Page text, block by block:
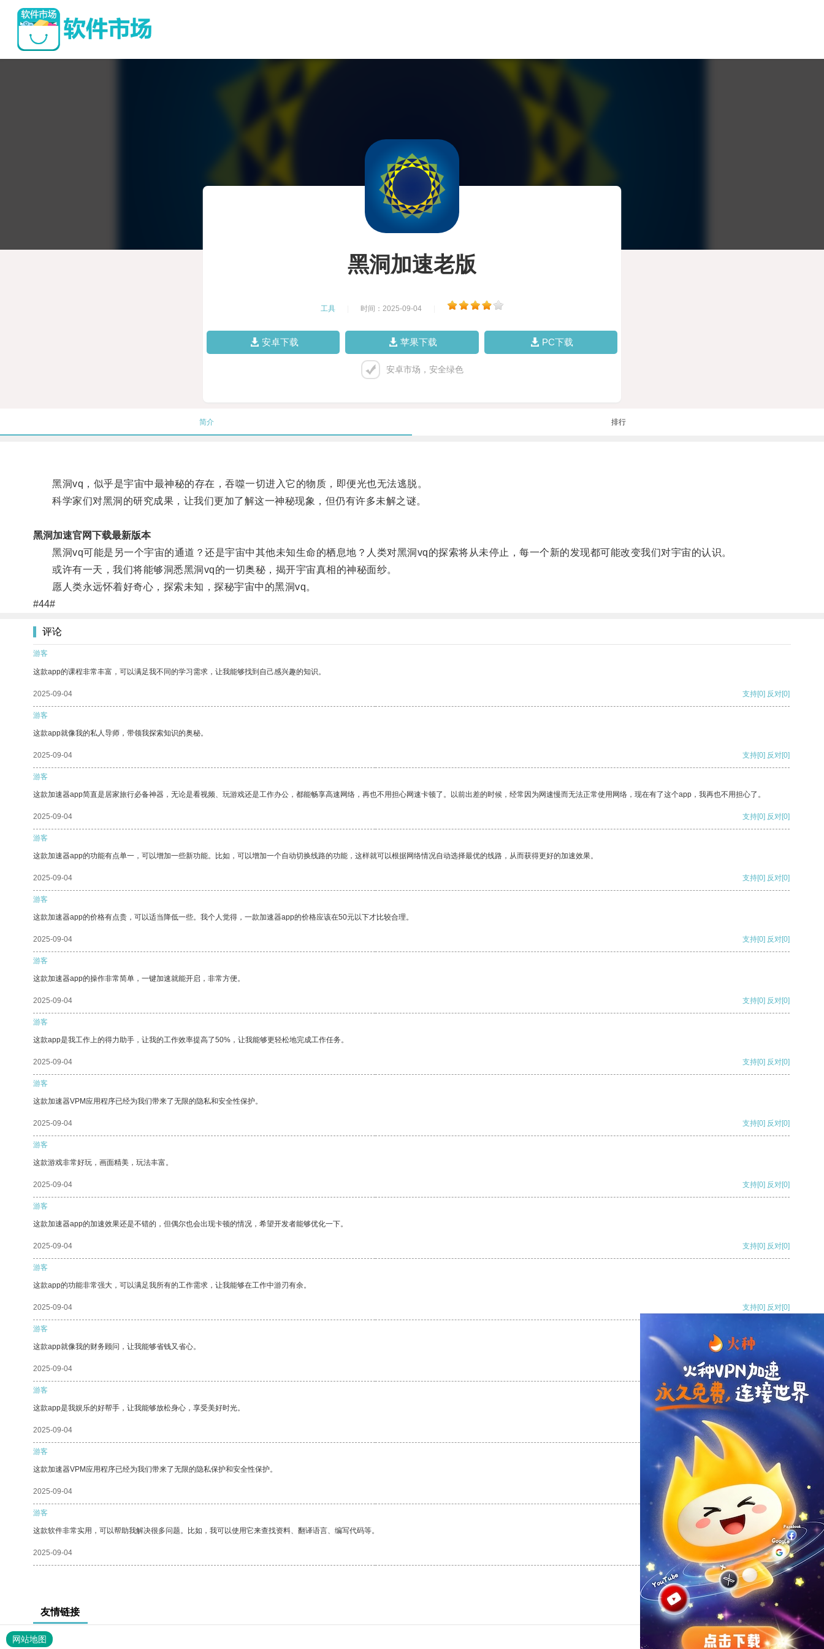
黑洞加速老版
工具 时间：2025-09-04
安卓下载 苹果下载 PC下载
安卓市场，安全绿色
简介 排行
黑洞vq，似乎是宇宙中最神秘的存在，吞噬一切进入它的物质，即便光也无法逃脱。
科学家们对黑洞的研究成果，让我们更加了解这一神秘现象，但仍有许多未解之谜。
黑洞加速官网下载最新版本
黑洞vq可能是另一个宇宙的通道？还是宇宙中其他未知生命的栖息地？人类对黑洞vq的探索将从未停止，每一个新的发现都可能改变我们对宇宙的认识。
或许有一天，我们将能够洞悉黑洞vq的一切奥秘，揭开宇宙真相的神秘面纱。
愿人类永远怀着好奇心，探索未知，探秘宇宙中的黑洞vq。
#44#
评论
游客
这款app的课程非常丰富，可以满足我不同的学习需求，让我能够找到自己感兴趣的知识。
2025-09-04 支持[0] 反对[0]
游客
这款app就像我的私人导师，带领我探索知识的奥秘。
2025-09-04 支持[0] 反对[0]
游客
这款加速器app简直是居家旅行必备神器，无论是看视频、玩游戏还是工作办公，都能畅享高速网络，再也不用担心网速卡顿了。以前出差的时候，经常因为网速慢而无法正常使用网络，现在有了这个app，我再也不用担心了。
2025-09-04 支持[0] 反对[0]
游客
这款加速器app的功能有点单一，可以增加一些新功能。比如，可以增加一个自动切换线路的功能，这样就可以根据网络情况自动选择最优的线路，从而获得更好的加速效果。
2025-09-04 支持[0] 反对[0]
游客
这款加速器app的价格有点贵，可以适当降低一些。我个人觉得，一款加速器app的价格应该在50元以下才比较合理。
2025-09-04 支持[0] 反对[0]
游客
这款加速器app的操作非常简单，一键加速就能开启，非常方便。
2025-09-04 支持[0] 反对[0]
游客
这款app是我工作上的得力助手，让我的工作效率提高了50%，让我能够更轻松地完成工作任务。
2025-09-04 支持[0] 反对[0]
游客
这款加速器VPM应用程序已经为我们带来了无限的隐私和安全性保护。
2025-09-04 支持[0] 反对[0]
游客
这款游戏非常好玩，画面精美，玩法丰富。
2025-09-04 支持[0] 反对[0]
游客
这款加速器app的加速效果还是不错的，但偶尔也会出现卡顿的情况，希望开发者能够优化一下。
2025-09-04 支持[0] 反对[0]
游客
这款app的功能非常强大，可以满足我所有的工作需求，让我能够在工作中游刃有余。
2025-09-04 支持[0] 反对[0]
游客
这款app就像我的财务顾问，让我能够省钱又省心。
2025-09-04 支持[0] 反对
游客
这款app是我娱乐的好帮手，让我能够放松身心，享受美好时光。
2025-09-04 支持
游客
这款加速器VPM应用程序已经为我们带来了无限的隐私保护和安全性保护。
2025-09-04 反对 [0]
游客
这款软件非常实用，可以帮助我解决很多问题。比如，我可以使用它来查找资料、翻译语言、编写代码等。
2025-09-04 支持[0] 反对[0]
友情链接
网站地图